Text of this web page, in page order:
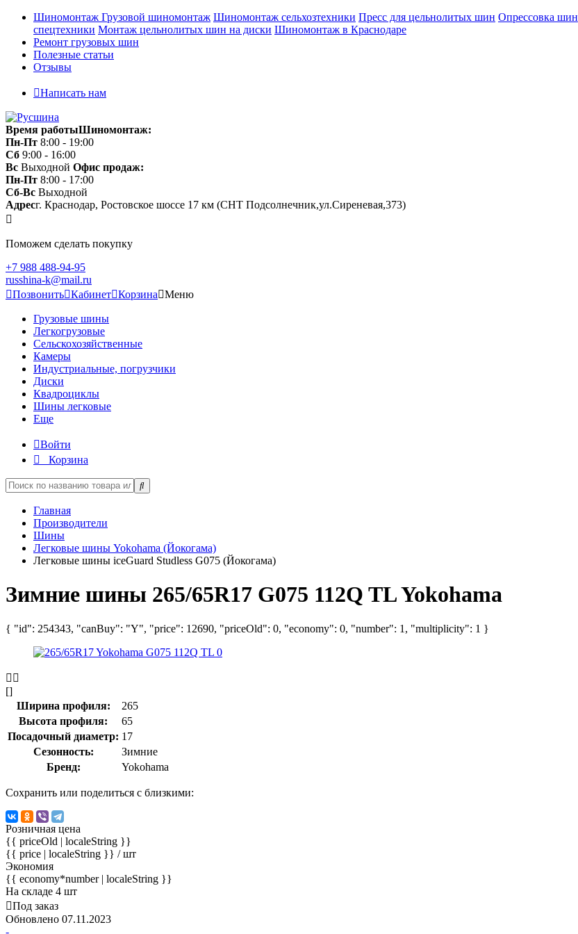
Шиномонтаж Грузовой шиномонтаж Шиномонтаж сельхозтехники Пресс для цельнолитых шин Опрессовка шин
спецтехники Монтаж цельнолитых шин на диски Шиномонтаж в Краснодаре
Ремонт грузовых шин
Полезные статьи
Отзывы
Написать нам
Время работыШиномонтаж:
Пн-Пт 8:00 - 19:00
Сб 9:00 - 16:00
Вс Выходной Офис продаж:
Пн-Пт 8:00 - 17:00
Сб-Вс Выходной
Адресг. Краснодар, Ростовское шоссе 17 км (СНТ Подсолнечник,ул.Сиреневая,373)
Поможем сделать покупку
+7 988 488-94-95
russhina-k@mail.ru
Позвонить Кабинет Корзина Меню
Грузовые шины
Легкогрузовые
Сельскохозяйственные
Камеры
Индустриальные, погрузчики
Диски
Квадроциклы
Шины легковые
Еще
Войти
Корзина
Главная
Производители
Шины
Легковые шины Yokohama (Йокогама)
Легковые шины iceGuard Studless G075 (Йокогама)
Зимние шины 265/65R17 G075 112Q TL Yokohama
{ "id": 254343, "canBuy": "Y", "price": 12690, "priceOld": 0, "economy": 0, "number": 1, "multiplicity": 1 }
[]
Ширина профиля:
265
Высота профиля:
65
Посадочный диаметр: 17
Сезонность:
Зимние
Бренд:
Yokohama
Сохранить или поделиться с близкими:
Розничная цена
{{ priceOld | localeString }}
{{ price | localeString }} / шт
Экономия
{{ economy*number | localeString }}
На складе 4 шт
Под заказ
Обновлено 07.11.2023
-